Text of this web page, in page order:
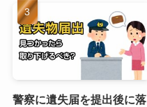
警察に遺失届を提出後に落